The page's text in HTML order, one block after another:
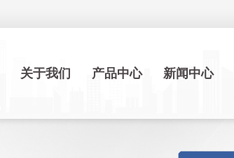
关于我们 产品中心 新闻中心